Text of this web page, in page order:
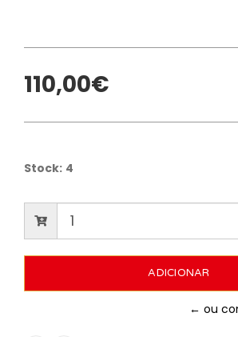
110,00€
Stock: 4
← ou